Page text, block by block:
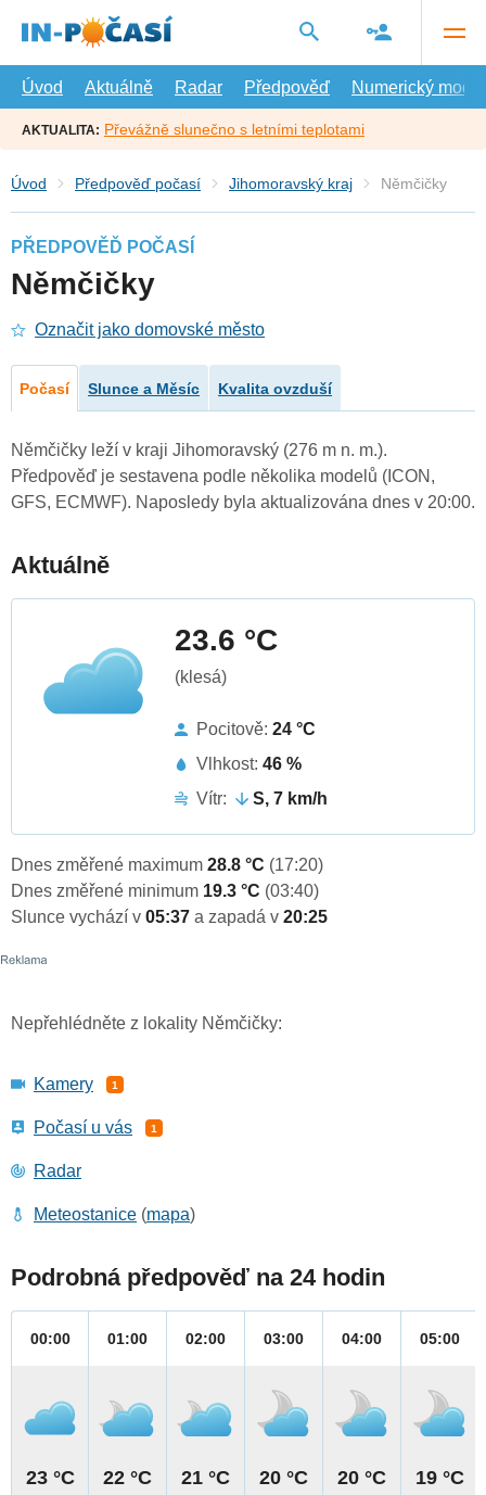
hlavní
Úvod
Aktuálně Radar Předpověď Numerický model
AKTUALITA: Převážně slunečno s letními teplotami
Úvod Předpověď počasí Jihomoravský kraj Němčičky
PŘEDPOVĚĎ POČASÍ
Němčičky
Označit jako domovské město
Počasí Slunce a Měsíc Kvalita ovzduší
Němčičky leží v kraji Jihomoravský (276 m n. m.).
Předpověď je sestavena podle několika modelů (ICON,
GFS, ECMWF). Naposledy byla aktualizována dnes v 20:00.
Aktuálně
23.6 °C
(klesá)
Pocitově: 24 °C
Vlhkost: 46 %
Vítr:
S, 7 km/h
Dnes změřené maximum 28.8 °C (17:20)
Dnes změřené minimum 19.3 °C (03:40)
Slunce vychází v 05:37 a zapadá v 20:25
Nepřehlédněte z lokality Němčičky:
Kamery 1
Počasí u vás 1
Radar
Meteostanice (mapa)
Podrobná předpověď na 24 hodin
00:00
23 °C
01:00
22 °C
02:00
21 °C
03:00
20 °C
04:00
20 °C
05:00
19 °C